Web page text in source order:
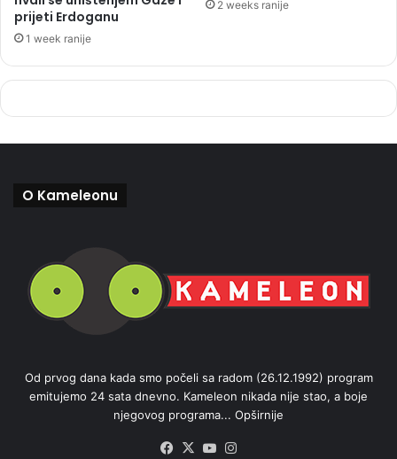
prijeti Erdoganu
1 week ranije
2 weeks ranije
O Kameleonu
Od prvog dana kada smo počeli sa radom (26.12.1992) program
emitujemo 24 sata dnevno. Kameleon nikada nije stao, a boje
njegovog programa... Opširnije
Facebook
X YouTube